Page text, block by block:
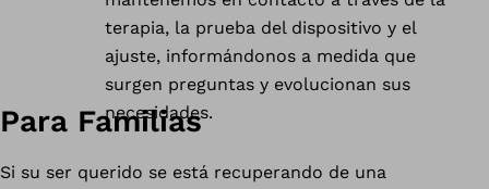
terapia, la prueba del dispositivo y el
ajuste, informándonos a medida que
surgen preguntas y evolucionan sus
necesidades.
Para Familias
Si su ser querido se está recuperando de una